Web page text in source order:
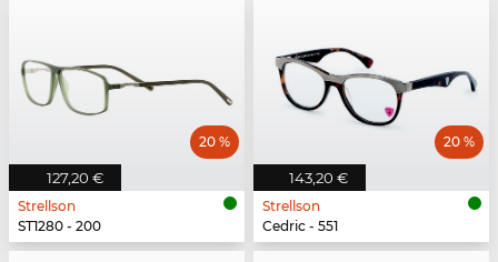
127,20 €
20 %
Strellson
ST1280 - 200
143,20 €
20 %
Strellson
Cedric - 551